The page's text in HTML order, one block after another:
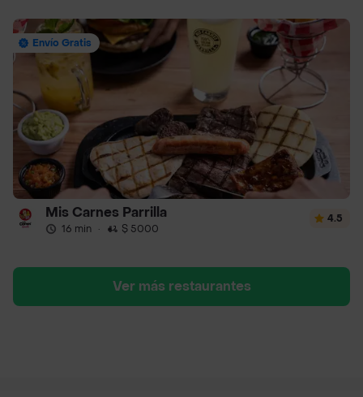
Envío Gratis
Mis Carnes Parrilla
16 min · $ 5000
4.5
Ver más restaurantes